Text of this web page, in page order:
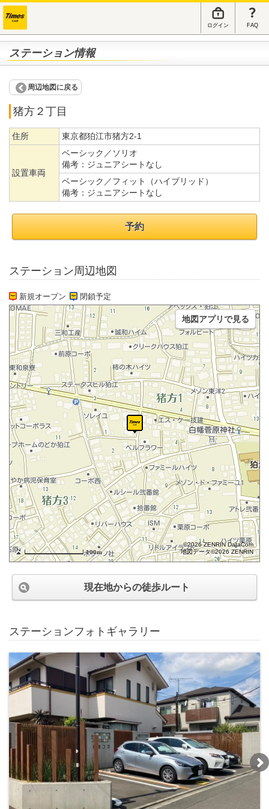
ログイン FAQ
ステーション情報
周辺地図に戻る
猪方２丁目
住所 東京都狛江市猪方2-1
設置車両
ベーシック／ソリオ
備考： ジュニアシートなし
ベーシック／フィット（ハイブリッド）
備考： ジュニアシートなし
予約
ステーション周辺地図
新規オープン 閉鎖予定
100m
©2026 ZENRIN DataCom
地図データ©2026 ZENRIN
地図アプリで見る
現在地からの徒歩ルート
ステーションフォトギャラリー